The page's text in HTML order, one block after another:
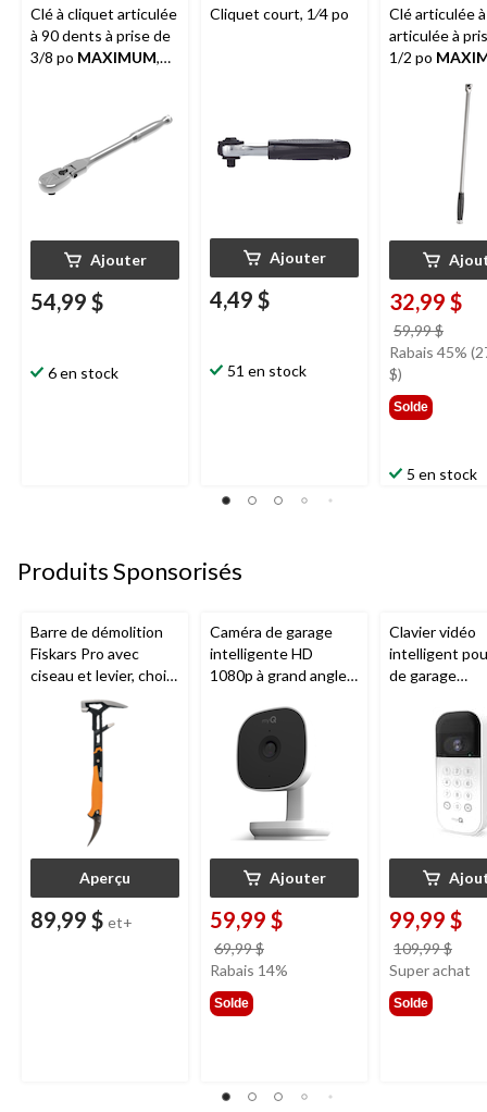
Clé à cliquet articulée
à 90 dents à prise de
3/8 po MAXIMUM,
Ajouter
54,99 $
6 en stock
Cliquet court, 1⁄4 po
Ajouter
4,49 $
51 en stock
Clé articulée
articulée à
1/2 po
nickel/
32,99 $
59,99 $
était
Rabais 45%
$)
Solde
5 en stock
Produits Sponsorisés
Barre de démolition
Fiskars Pro avec
ciseau et levier, choix
de tailles
Aperçu
89,99 $ et+
Caméra de garage
intelligente HD
1080p à grand angle
nocturne, résistante
aux intempéries
Ajouter
59,99 $
69,99 $
était
Rabais 14%
Solde
Clavier vidéo
intelligent
de garage
nocturne,
aux
99,99 $
109,99 $
était
Super achat
Solde